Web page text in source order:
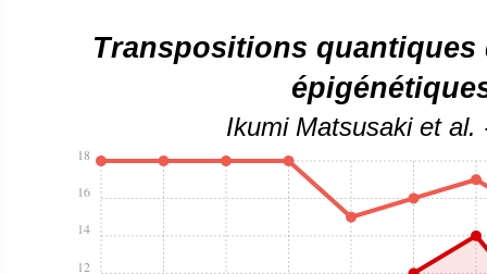
Transpositions quantiques
Ikumi Matsusaki et al.
12
14
16
18